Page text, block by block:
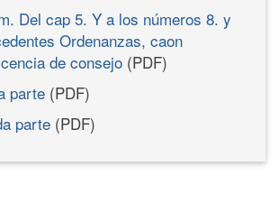
Del cap 5. Y a los números 8. y
Ordenanzas, caon
de consejo (PDF)
parte (PDF)
parte (PDF)